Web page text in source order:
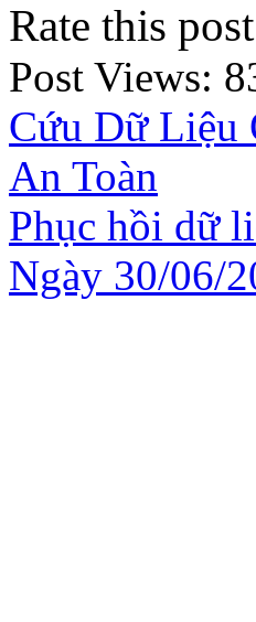
Rate this post
Post Views:
Cứu Dữ Liệu
An Toàn
Phục hồi dữ
Ngày 30/06/